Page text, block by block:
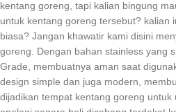
kentang goreng, tapi kalian bingung
untuk kentang goreng tersebut? kalian
biasa? Jangan khawatir kami disini
goreng. Dengan bahan stainless yang
Grade, membuatnya aman saat
design simple dan juga modern,
dijadikan tempat kentang goreng untuk